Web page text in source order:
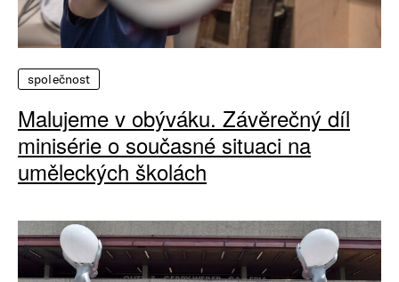
společnost
Malujeme v obýváku. Závěrečný díl
minisérie o současné situaci na
uměleckých školách